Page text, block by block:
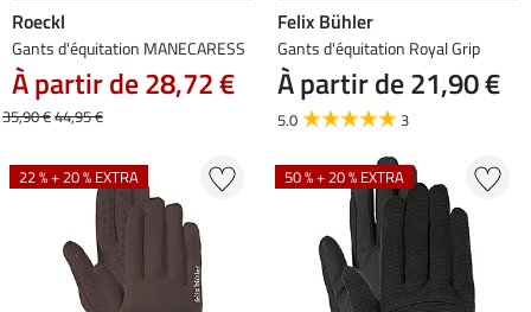
Roeckl
Gants d'équitation MANECARESS
À partir de 28,72 €
35,90 €44,95 €
Felix Bühler
Gants d'équitation Royal Grip
À partir de 21,90 €
5.0 3
22 % + 20 % EXTRA 50 % + 20 % EXTRA